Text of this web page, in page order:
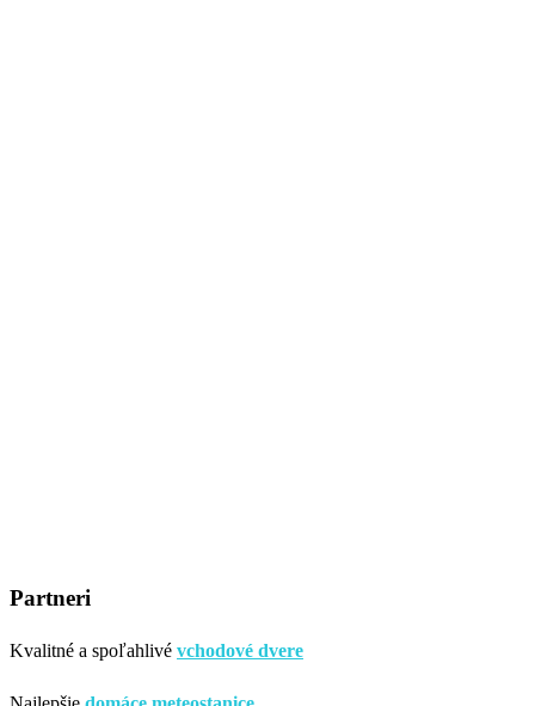
Partneri
Kvalitné a spoľahlivé vchodové dvere